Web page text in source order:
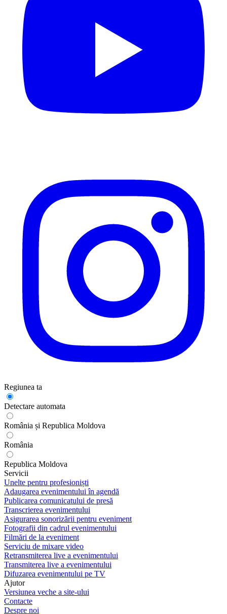
Regiunea ta
Detectare automata
România și Republica Moldova
România
Republica Moldova
Servicii
Unelte pentru profesioniști
Adaugarea evenimentului în agendă
Publicarea comunicatului de presă
Transcrierea evenimentului
Asigurarea sonorizării pentru eveniment
Fotografii din cadrul evenimentului
Filmări de la eveniment
Serviciu de mixare video
Retransmiterea live a evenimentului
Transmiterea live a evenimentului
Difuzarea evenimentului pe TV
Ajutor
Versiunea veche a site-ului
Contacte
Despre noi